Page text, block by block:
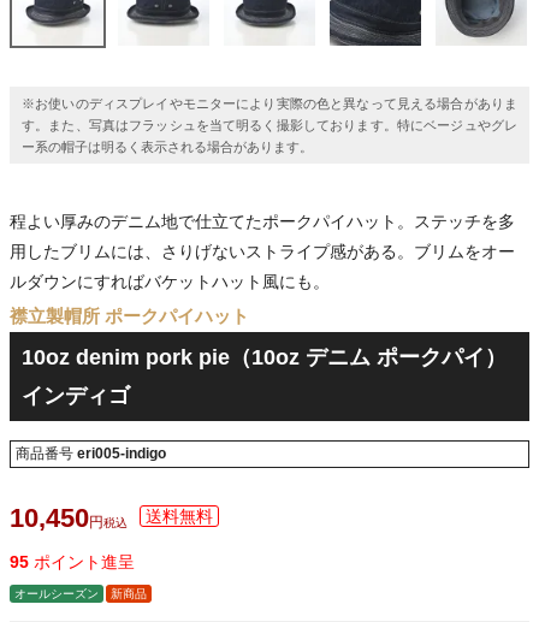
※お使いのディスプレイやモニターにより実際の色と異なって見える場合がありま
す。また、写真はフラッシュを当て明るく撮影しております。特にベージュやグレ
ー系の帽子は明るく表示される場合があります。
程よい厚みのデニム地で仕立てたポークパイハット。ステッチを多
用したブリムには、さりげないストライプ感がある。ブリムをオー
ルダウンにすればバケットハット風にも。
襟立製帽所 ポークパイハット
10oz denim pork pie（10oz デニム ポークパイ）
インディゴ
商品番号 eri005-indigo
10,450 税込
95 ポイント進呈
オールシーズン 新商品